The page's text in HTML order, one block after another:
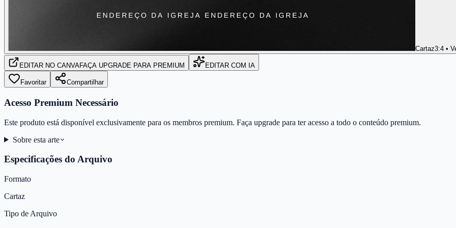
Cartaz3:4 •
EDITAR NO CANVAFAÇA UPGRADE PARA PREMIUM EDITAR COM IA
Favoritar Compartilhar
Acesso Premium Necessário
Este produto está disponível exclusivamente para os membros premium. Faça upgrade para ter acesso a todo o conteúdo premium.
Sobre esta arte
Especificações do Arquivo
Formato
Cartaz
Tipo de Arquivo